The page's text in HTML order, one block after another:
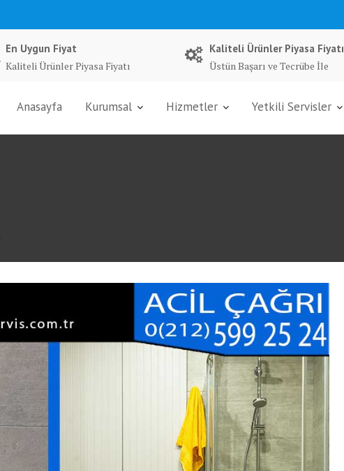
En Uygun Fiyat
Kaliteli Ürünler Piyasa Fiyatı
Kaliteli Ürünler Piyasa Fiyatı
Üstün Başarı ve Tecrübe İle
Anasayfa Kurumsal Hizmetler Yetkili Servisler